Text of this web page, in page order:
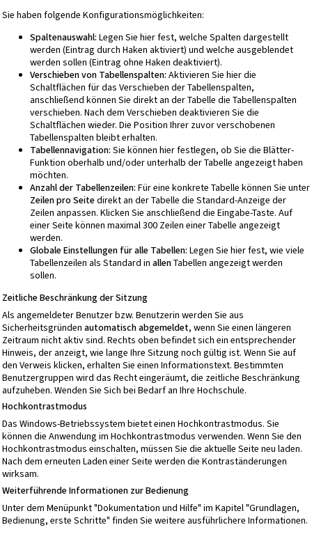
Sie haben folgende Konfigurationsmöglichkeiten:
Spaltenauswahl: Legen Sie hier fest, welche Spalten dargestellt
werden (Eintrag durch Haken aktiviert) und welche ausgeblendet
werden sollen (Eintrag ohne Haken deaktiviert).
Verschieben von Tabellenspalten: Aktivieren Sie hier die
Schaltflächen für das Verschieben der Tabellenspalten,
anschließend können Sie direkt an der Tabelle die Tabellenspalten
verschieben. Nach dem Verschieben deaktivieren Sie die
Schaltflächen wieder. Die Position Ihrer zuvor verschobenen
Tabellenspalten bleibt erhalten.
Tabellennavigation: Sie können hier festlegen, ob Sie die Blätter-
Funktion oberhalb und/oder unterhalb der Tabelle angezeigt haben
möchten.
Anzahl der Tabellenzeilen: Für eine konkrete Tabelle können Sie unter
Zeilen pro Seitedirekt an der Tabelle die Standard-Anzeige der
Zeilen anpassen. Klicken Sie anschließend die Eingabe-Taste. Auf
einer Seite können maximal 300 Zeilen einer Tabelle angezeigt
werden.
Globale Einstellungen für alle Tabellen: Legen Sie hier fest, wie viele
Tabellenzeilen als Standard in allenTabellen angezeigt werden
sollen.
Zeitliche Beschränkung der Sitzung
Als angemeldeter Benutzer bzw. Benutzerin werden Sie aus
Sicherheitsgründen automatisch abgemeldet, wenn Sie einen längeren
Zeitraum nicht aktiv sind. Rechts oben befindet sich ein entsprechender
Hinweis, der anzeigt, wie lange Ihre Sitzung noch gültig ist. Wenn Sie auf
den Verweis klicken, erhalten Sie einen Informationstext. Bestimmten
Benutzergruppen wird das Recht eingeräumt, die zeitliche Beschränkung
aufzuheben. Wenden Sie Sich bei Bedarf an Ihre Hochschule.
Hochkontrastmodus
Das Windows-Betriebssystem bietet einen Hochkontrastmodus. Sie
können die Anwendung im Hochkontrastmodus verwenden. Wenn Sie den
Hochkontrastmodus einschalten, müssen Sie die aktuelle Seite neu laden.
Nach dem erneuten Laden einer Seite werden die Kontraständerungen
wirksam.
Weiterführende Informationen zur Bedienung
Unter dem Menüpunkt "Dokumentation und Hilfe" im Kapitel "Grundlagen,
Bedienung, erste Schritte" finden Sie weitere ausführlichere Informationen.